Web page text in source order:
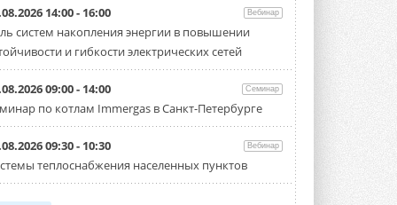
Системы дымоудаления
«РУСКЛИМАТ Fest 2026» в Уфе
собрал свыше 700 профи
климатической отрасли
Организатором выступил торгово-
производственный холдинг ...
«Датарк» испытал модульный
ЦОД с плотностью 54 кВт на
стойку
Испытания прошли на собственной
производственной площадке и были ...
3 АВГУСТА 2026
14:00 - 16:00 Вебинар
систем накопления энергии в повышении
и гибкости электрических сетей
09:00 - 14:00 Семинар
по котлам Immergas в Санкт-Петербурге
09:30 - 10:30 Вебинар
теплоснабжения населенных пунктов